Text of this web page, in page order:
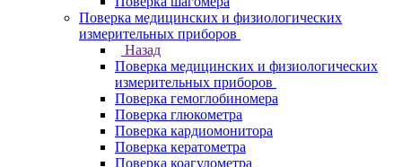
Поверка медицинских и физиологических
измерительных приборов
Назад
Поверка медицинских и физиологических
измерительных приборов
Поверка гемоглобиномера
Поверка глюкометра
Поверка кардиомонитора
Поверка кератометра
Поверка коагулометра